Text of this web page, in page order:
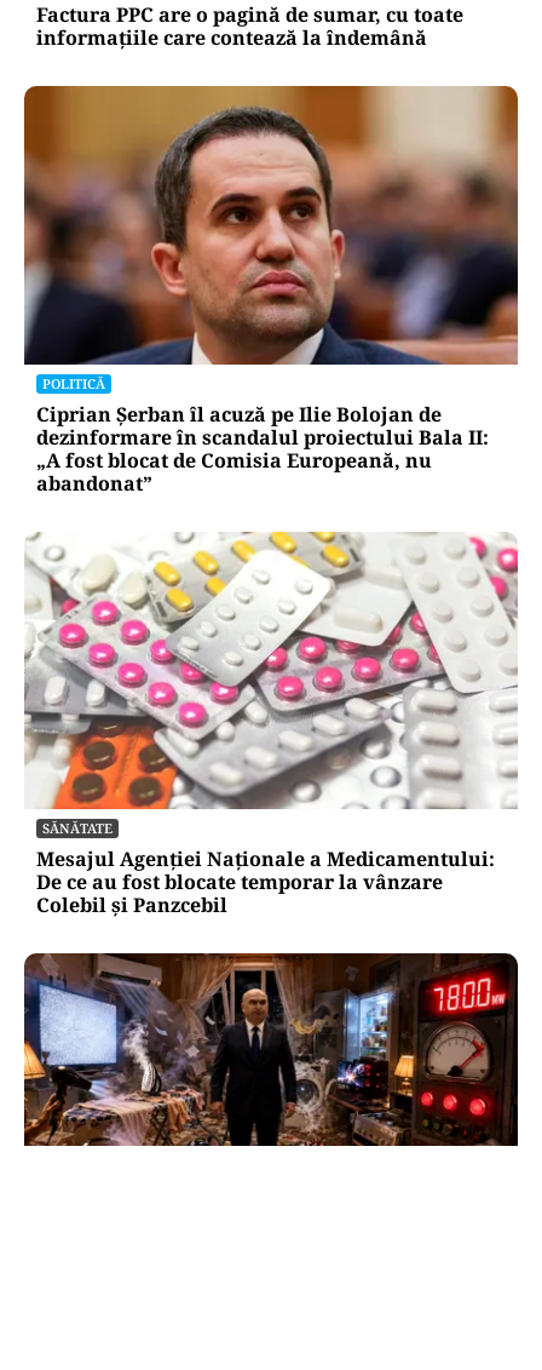
Factura PPC are o pagină de sumar, cu toate
informațiile care contează la îndemână
POLITICĂ
Ciprian Șerban îl acuză pe Ilie Bolojan de
dezinformare în scandalul proiectului Bala II:
„A fost blocat de Comisia Europeană, nu
abandonat”
SĂNĂTATE
Mesajul Agenției Naționale a Medicamentului:
De ce au fost blocate temporar la vânzare
Colebil și Panzcebil